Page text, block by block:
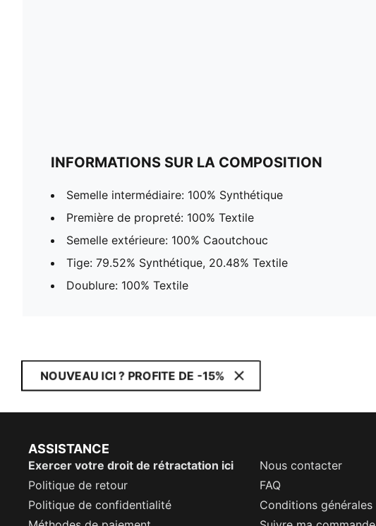
INFORMATIONS SUR LA COMPOSITION
Semelle intermédiaire: 100% Synthétique
Première de propreté: 100% Textile
Semelle extérieure: 100% Caoutchouc
Tige: 79.52% Synthétique, 20.48% Textile
Doublure: 100% Textile
NOUVEAU ICI ? PROFITE DE -15%
ASSISTANCE
Exercer votre droit de rétractation ici
Nous contacter
Politique de retour
FAQ
Politique de confidentialité
Conditions générales